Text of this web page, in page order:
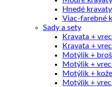
Hnedé kravaty
Viac-farebné
Sady a sety
Kravata +
Kravata +
Motýlik +
Motýlik +
Motýlik +
Motýlik +